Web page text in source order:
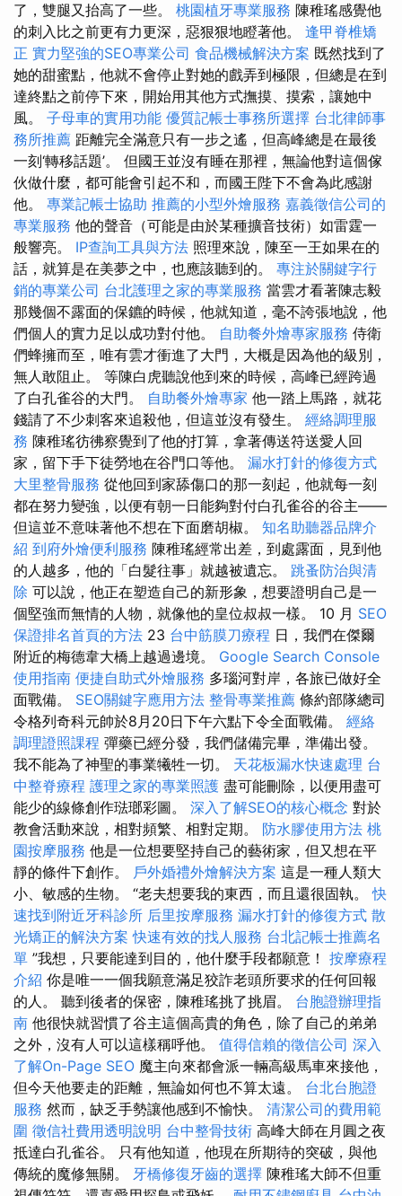
了，雙腿又抬高了一些。 桃園植牙專業服務 陳稚瑤感覺他
的刺入比之前更有力更深，惡狠狠地瞪著他。 逢甲脊椎矯
正 實力堅強的SEO專業公司 食品機械解決方案 既然找到了
她的甜蜜點，他就不會停止對她的戲弄到極限，但總是在到
達終點之前停下來，開始用其他方式撫摸、摸索，讓她中
風。 子母車的實用功能 優質記帳士事務所選擇 台北律師事
務所推薦 距離完全滿意只有一步之遙，但高峰總是在最後
一刻‘轉移話題’。 但國王並沒有睡在那裡，無論他對這個傢
伙做什麼，都可能會引起不和，而國王陛下不會為此感謝
他。 專業記帳士協助 推薦的小型外燴服務 嘉義徵信公司的
專業服務 他的聲音（可能是由於某種擴音技術）如雷霆一
般響亮。 IP查詢工具與方法 照理來說，陳至一王如果在的
話，就算是在美夢之中，也應該聽到的。 專注於關鍵字行
銷的專業公司 台北護理之家的專業服務 當雲才看著陳志毅
那幾個不露面的保鑣的時候，他就知道，毫不誇張地說，他​​
們個人的實力足以成功對付他。 自助餐外燴專家服務 侍衛
們蜂擁而至，唯有雲才衝進了大門，大概是因為他的級別，
無人敢阻止。 等陳白虎聽說他到來的時候，高峰已經跨過
了白孔雀谷的大門。 自助餐外燴專家 他一踏上馬路，就花
錢請了不少刺客來追殺他，但這並沒有發生。 經絡調理服
務 陳稚瑤彷彿察覺到了他的打算，拿著傳送符送愛人回
家，留下手下徒勞地在谷門口等他。 漏水打針的修復方式
大里整骨服務 從他回到家舔傷口的那一刻起，他就每一刻
都在努力變強，以便有朝一日能夠對付白孔雀谷的谷主——
但這並不意味著他不想在下面磨胡椒。 知名助聽器品牌介
紹 到府外燴便利服務 陳稚瑤經常出差，到處露面，見到他
的人越多，他的「白髮往事」就越被遺忘。 跳蚤防治與清
除 可以說，他正在塑造自己的新形象，想要證明自己是一
個堅強而無情的人物，就像他的皇位叔叔一樣。 10 月 SEO
保證排名首頁的方法 23 台中筋膜刀療程 日，我們在傑爾
附近的梅德韋大橋上越過邊境。 Google Search Console
使用指南 便捷自助式外燴服務 多瑙河對岸，各旅已做好全
面戰備。 SEO關鍵字應用方法 整骨專業推薦 條約部隊總司
令格列奇科元帥於8月20日下午六點下令全面戰備。 經絡
調理證照課程 彈藥已經分發，我們儲備完畢，準備出發。
我不能為了神聖的事業犧牲一切。 天花板漏水快速處理 台
中整脊療程 護理之家的專業照護 盡可能刪除，以便用盡可
能少的線條創作琺瑯彩圖。 深入了解SEO的核心概念 對於
教會活動來說，相對頻繁、相對定期。 防水膠使用方法 桃
園按摩服務 他是一位想要堅持自己的藝術家，但又想在平
靜的條件下創作。 戶外婚禮外燴解決方案 這是一種人類大
小、敏感的生物。 “老夫想要我的東西，而且還很固執。快
速找到附近牙科診所 后里按摩服務 漏水打針的修復方式 散
光矯正的解決方案 快速有效的找人服務 台北記帳士推薦名
單 ”我想，只要能達到目的，他什麼手段都願意！ 按摩療程
介紹 你是唯一一個我願意滿足狡詐老頭所要求的任何回報
的人。 聽到後者的保密，陳稚瑤挑了挑眉。 台胞證辦理指
南 他很快就習慣了谷主這個高貴的角色，除了自己的弟弟
之外，沒有人可以這樣稱呼他。 值得信賴的徵信公司 深入
了解On-Page SEO 魔主向來都會派一輛高級馬車來接他，
但今天他要走的距離，無論如何也不算太遠。 台北台胞證
服務 然而，缺乏手勢讓他感到不愉快。 清潔公司的費用範
圍 徵信社費用透明說明 台中整骨技術 高峰大師在月圓之夜
抵達白孔雀谷。 只有他知道，他現在所期待的突破，與他
傳統的魔修無關。 牙橋修復牙齒的選擇 陳稚瑤大師不但重